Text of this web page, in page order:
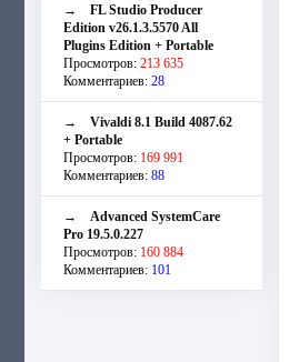
→ FL Studio Producer
Edition v26.1.3.5570 All
Plugins Edition + Portable
Просмотров: 213 635
Комментариев: 28
→ Vivaldi 8.1 Build 4087.62
+ Portable
Просмотров: 169 991
Комментариев: 88
→ Advanced SystemCare
Pro 19.5.0.227
Просмотров: 160 884
Комментариев: 101